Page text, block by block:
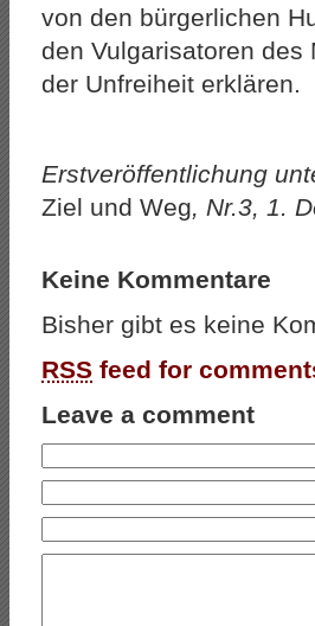
von den bürgerlichen
den Vulgarisatoren
der Unfreiheit erklären.
Erstveröffentlichung
Ziel und Weg, Nr.3, 1.
Keine Kommentare
Bisher gibt es keine
RSS feed for
Leave a comment